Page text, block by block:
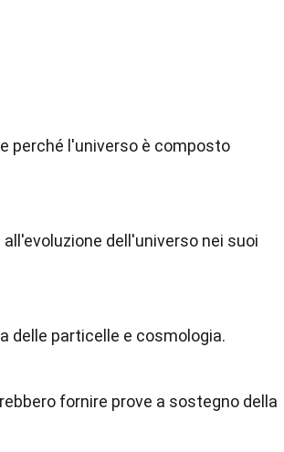
perché l'universo è composto
dell'universo nei suoi
delle particelle e cosmologia.
fornire prove a sostegno della